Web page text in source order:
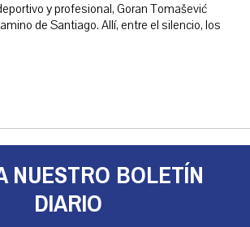
y profesional, Goran Tomašević
de Santiago. Allí, entre el silencio, los
NUESTRO BOLETÍN
DIARIO